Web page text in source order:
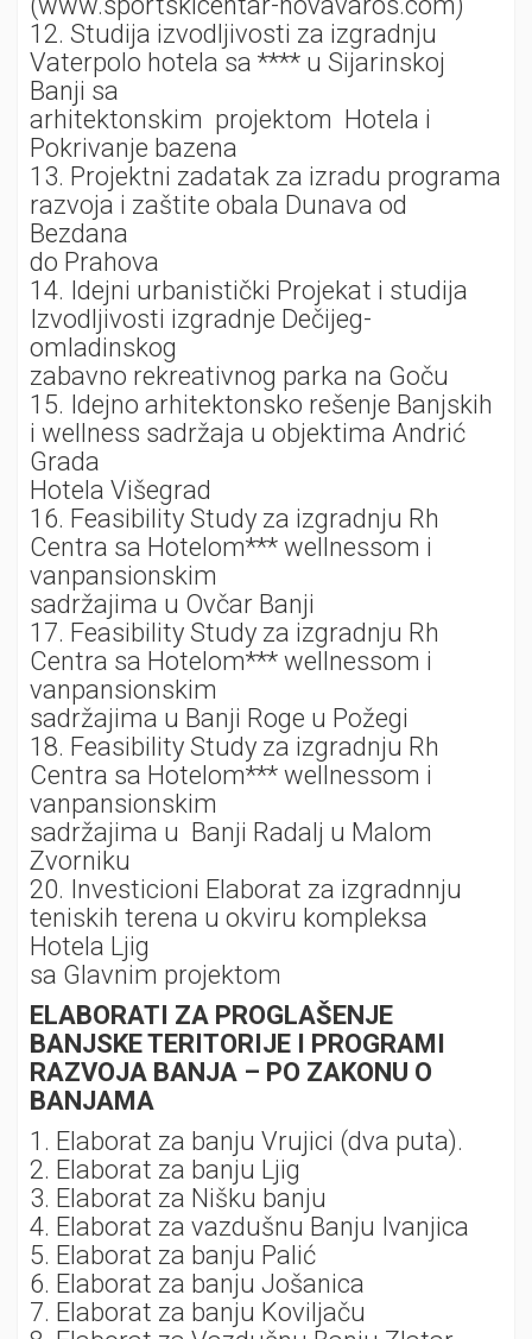
12. Studija izvodljivosti za izgradnju
Vaterpolo hotela sa **** u Sijarinskoj
Banji sa
arhitektonskim projektom Hotela i
Pokrivanje bazena
13. Projektni zadatak za izradu programa
razvoja i zaštite obala Dunava od
Bezdana
do Prahova
14. Idejni urbanistički Projekat i studija
Izvodljivosti izgradnje Dečijeg-
omladinskog
zabavno rekreativnog parka na Goču
15. Idejno arhitektonsko rešenje Banjskih
i wellness sadržaja u objektima Andrić
Grada
Hotela Višegrad
16. Feasibility Study za izgradnju Rh
Centra sa Hotelom*** wellnessom i
vanpansionskim
sadržajima u Ovčar Banji
17. Feasibility Study za izgradnju Rh
Centra sa Hotelom*** wellnessom i
vanpansionskim
sadržajima u Banji Roge u Požegi
18. Feasibility Study za izgradnju Rh
Centra sa Hotelom*** wellnessom i
vanpansionskim
sadržajima u Banji Radalj u Malom
Zvorniku
20. Investicioni Elaborat za izgradnnju
teniskih terena u okviru kompleksa
Hotela Ljig
sa Glavnim projektom
ELABORATI ZA PROGLAŠENJE
BANJSKE TERITORIJE I PROGRAMI
RAZVOJA BANJA – PO ZAKONU O
BANJAMA
1. Elaborat za banju Vrujici (dva puta).
2. Elaborat za banju Ljig
3. Elaborat za Nišku banju
4. Elaborat za vazdušnu Banju Ivanjica
5. Elaborat za banju Palić
6. Elaborat za banju Jošanica
7. Elaborat za banju Koviljaču